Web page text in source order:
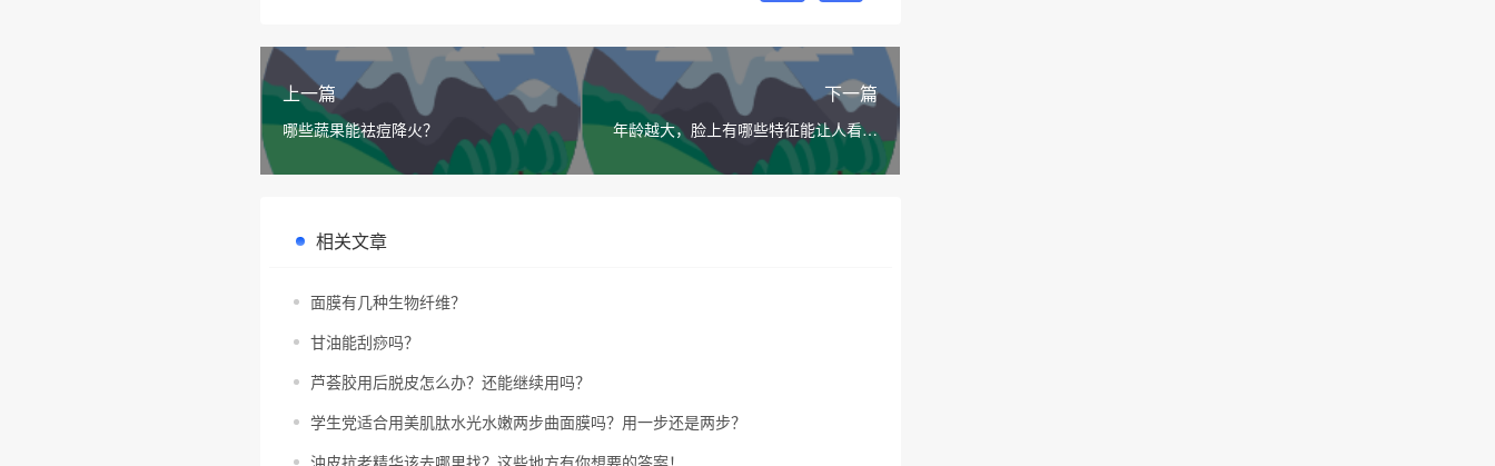
上一篇
哪些蔬果能祛痘降火？
下一篇
年龄越大，脸上有哪些特征能让人看起
来更年轻？
相关文章
面膜有几种生物纤维？
甘油能刮痧吗？
芦荟胶用后脱皮怎么办？还能继续用吗？
学生党适合用美肌肽水光水嫩两步曲面膜吗？用一步还是两步？